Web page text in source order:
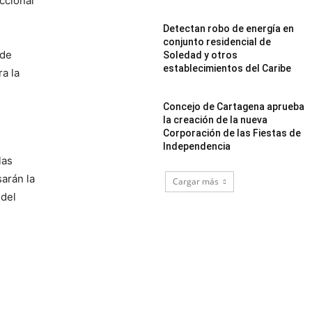
la
la
Detectan robo de energía en
conjunto residencial de
Soledad y otros
establecimientos del Caribe
Concejo de Cartagena aprueba
la creación de la nueva
Corporación de las Fiestas de
Independencia
Cargar más